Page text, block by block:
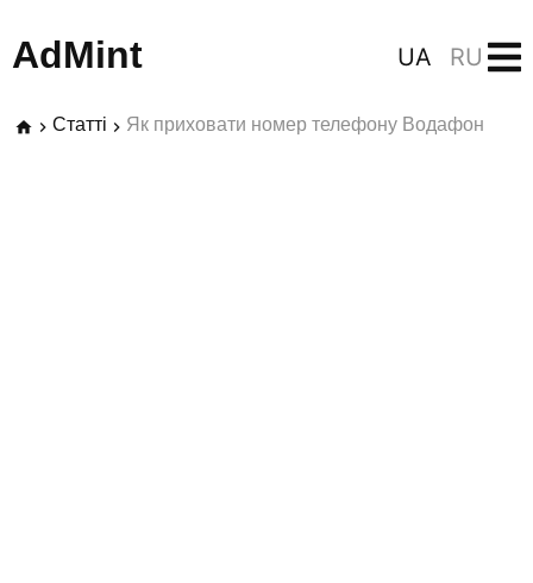
AdMint UA RU
Статті Як приховати номер телефону Водафон